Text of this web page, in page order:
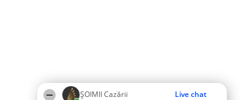
ȘOIMII Cazării Live chat